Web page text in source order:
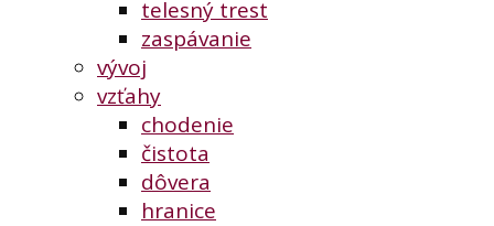
telesný trest
zaspávanie
vývoj
vzťahy
chodenie
čistota
dôvera
hranice